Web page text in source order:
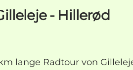
- Hillerød
lange Radtour von